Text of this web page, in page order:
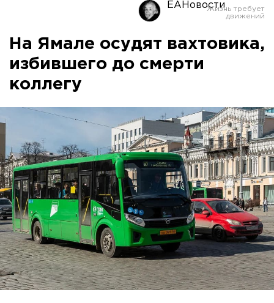
ЕАНовости
На Ямале осудят вахтовика,
избившего до смерти
коллегу